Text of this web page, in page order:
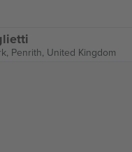
Penrith, United Kingdom